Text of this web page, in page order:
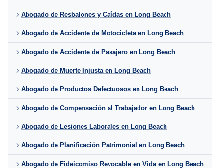
Abogado de Resbalones y Caídas en Long Beach
Abogado de Accidente de Motocicleta en Long Beach
Abogado de Accidente de Pasajero en Long Beach
Abogado de Muerte Injusta en Long Beach
Abogado de Productos Defectuosos en Long Beach
Abogado de Compensación al Trabajador en Long Beach
Abogado de Lesiones Laborales en Long Beach
Abogado de Planificación Patrimonial en Long Beach
Abogado de Fideicomiso Revocable en Vida en Long Beach